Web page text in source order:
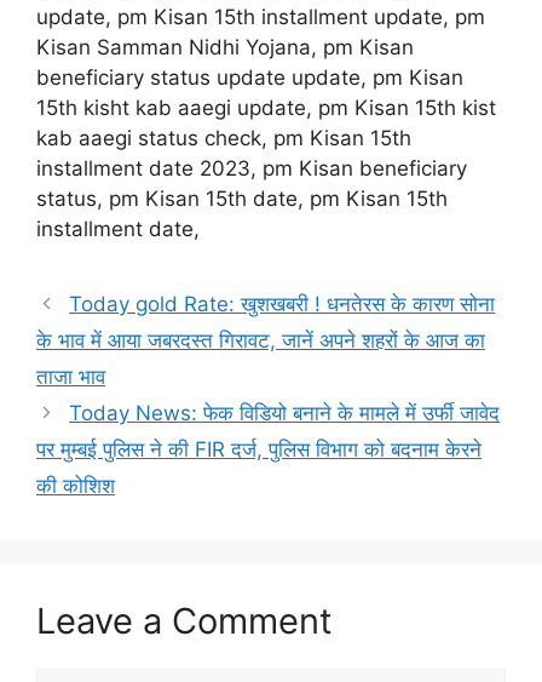
update, pm Kisan 15th installment update, pm
Kisan Samman Nidhi Yojana, pm Kisan
beneficiary status update update, pm Kisan
15th kisht kab aaegi update, pm Kisan 15th kist
kab aaegi status check, pm Kisan 15th
installment date 2023, pm Kisan beneficiary
status, pm Kisan 15th date, pm Kisan 15th
installment date,
Today gold Rate: खुशखबरी ! धनतेरस के कारण सोना
के भाव में आया जबरदस्त गिरावट, जानें अपने शहरों के आज का
ताजा भाव
Today News: फेक विडियो बनाने के मामले में उर्फी जावेद
पर मुम्बई पुलिस ने की FIR दर्ज, पुलिस विभाग को बदनाम केरने
की कोशिश
Leave a Comment